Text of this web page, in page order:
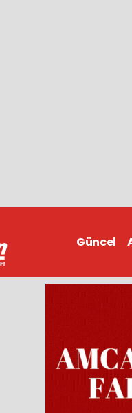
Güncel